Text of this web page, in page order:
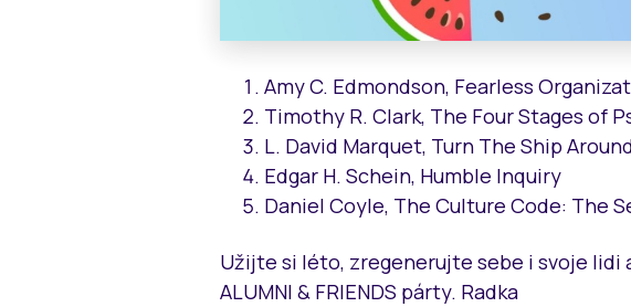
Amy C. Edmondson, Fearless
Timothy R. Clark, The Four Stages of
L. David Marquet, Turn The Ship
Edgar H. Schein, Humble Inquiry
Daniel Coyle, The Culture Code: The
Užijte si léto, zregenerujte sebe i svoje lidi
ALUMNI & FRIENDS párty. Radka